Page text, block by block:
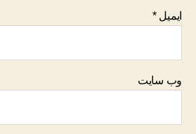
ایمیل*
وب‌ سایت